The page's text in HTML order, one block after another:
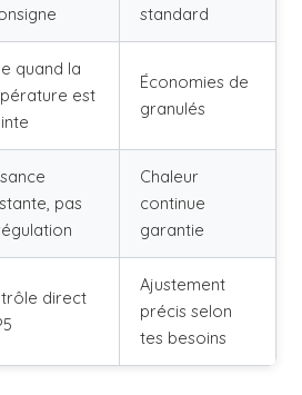
standard
quand la
est
Économies de
granulés
pas
Chaleur
continue
garantie
direct
Ajustement
précis selon
tes besoins